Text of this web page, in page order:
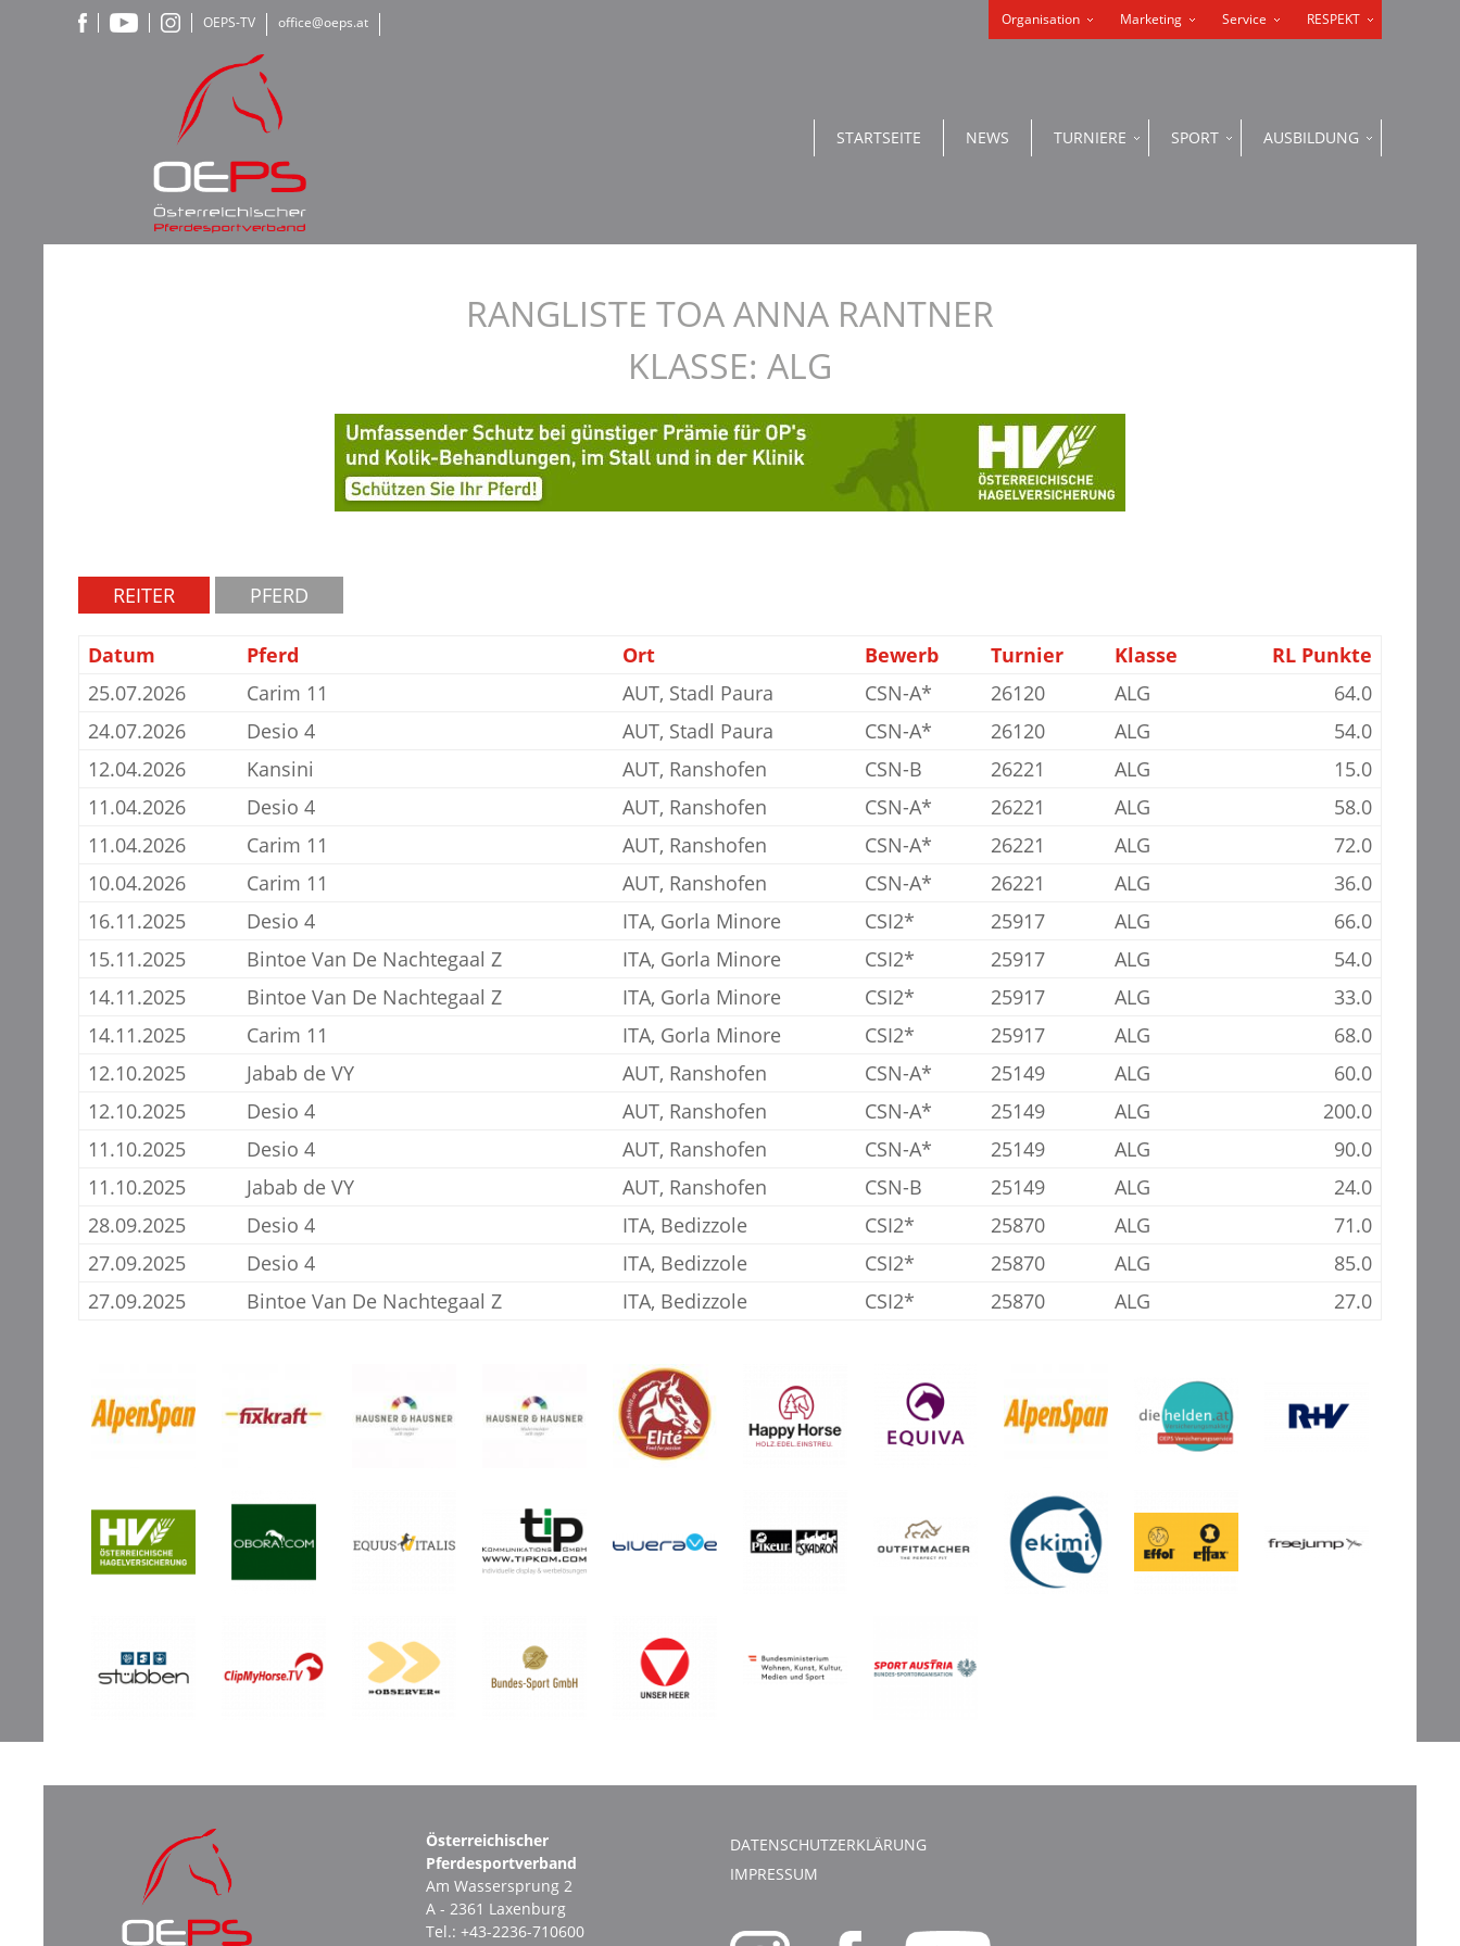
Organisation Marketing Service RESPEKT
STARTSEITE NEWS TURNIERE SPORT AUSBILDUNG
OEPS-TV office@oeps.at
RANGLISTE TOA ANNA RANTNER
KLASSE: ALG
REITER PFERD
Datum Pferd Ort Bewerb Turnier Klasse
RL Punkte
25.07.2026
Carim 11 AUT, Stadl Paura CSN-A* 26120 ALG
64.0
24.07.2026
Desio 4 AUT, Stadl Paura CSN-A* 26120 ALG
54.0
12.04.2026
Kansini AUT, Ranshofen CSN-B 26221 ALG
15.0
11.04.2026
Desio 4 AUT, Ranshofen CSN-A* 26221 ALG
58.0
11.04.2026
Carim 11 AUT, Ranshofen CSN-A* 26221 ALG
72.0
10.04.2026
Carim 11 AUT, Ranshofen CSN-A* 26221 ALG
36.0
16.11.2025
Desio 4 ITA, Gorla Minore CSI2* 25917 ALG
66.0
15.11.2025
Bintoe Van De Nachtegaal Z ITA, Gorla Minore CSI2* 25917 ALG
54.0
14.11.2025
Bintoe Van De Nachtegaal Z ITA, Gorla Minore CSI2* 25917 ALG
33.0
14.11.2025
Carim 11 ITA, Gorla Minore CSI2* 25917 ALG
68.0
12.10.2025
Jabab de VY AUT, Ranshofen CSN-A* 25149 ALG
60.0
12.10.2025
Desio 4 AUT, Ranshofen CSN-A* 25149 ALG
200.0
11.10.2025
Desio 4 AUT, Ranshofen CSN-A* 25149 ALG
90.0
11.10.2025
Jabab de VY AUT, Ranshofen CSN-B 25149 ALG
24.0
28.09.2025
Desio 4 ITA, Bedizzole CSI2* 25870 ALG
71.0
27.09.2025
Desio 4 ITA, Bedizzole CSI2* 25870 ALG
85.0
27.09.2025
Bintoe Van De Nachtegaal Z ITA, Bedizzole CSI2* 25870 ALG 27.0
Österreichischer
Pferdesportverband
Am Wassersprung 2
A - 2361 Laxenburg
Tel.: +43-2236-710600
DATENSCHUTZERKLÄRUNG
IMPRESSUM